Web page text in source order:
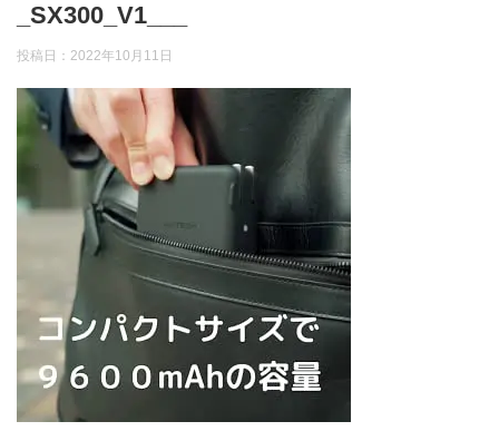
_SX300_V1___
投稿日： 2022年10月11日